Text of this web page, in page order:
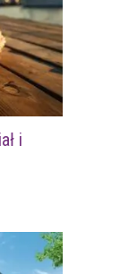
i